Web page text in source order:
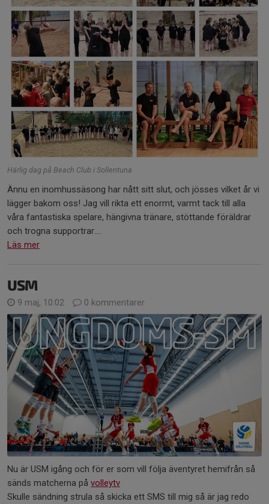
Härlig dag på Beach Club i Sollentuna
Ännu en inomhussäsong har nått sitt slut, och jösses vilket år vi
lägger bakom oss! Jag vill rikta ett enormt, varmt tack till alla
våra fantastiska spelare, hängivna tränare, stöttande föräldrar
och trogna supportrar....
Läs mer
USM
9 maj, 10:02 0 kommentarer
Nu är USM igång och för er som vill följa äventyret hemifrån så
sänds matcherna på volleytv
Skulle sändning strula så skicka ett SMS till mig så är jag redo